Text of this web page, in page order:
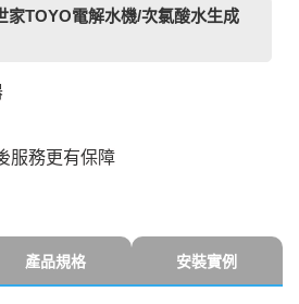
家TOYO電解水機/次氯酸水生成
服務更有保障
產品規格 安裝實例